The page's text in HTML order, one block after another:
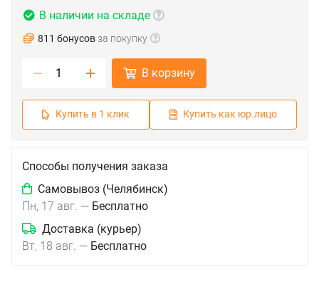
В наличии на складе
811 бонусов за покупку
В корзину
Купить в 1 клик Купить как юр.лицо
Способы получения заказа
Самовывоз (Челябинск)
Пн, 17 авг. — Бесплатно
Доставка (курьер)
Вт, 18 авг. — Бесплатно